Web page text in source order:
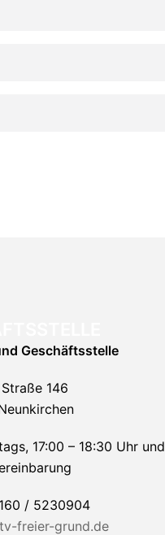
Geschäftsstelle
146
17:00 – 18:30 Uhr und
/ 5230904
freier-grund.de